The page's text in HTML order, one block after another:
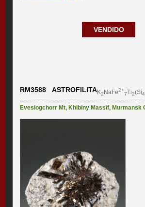
VENDIDO
RM3588 ASTROFILITAK2 NaFe2+
7Ti2(Si4
Eveslogchorr Mt, Khibiny Massif, Murmansk